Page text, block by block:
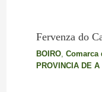
Fervenza do
BOIRO, Comarca
PROVINCIA DE A